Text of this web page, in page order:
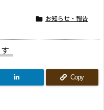
 お知らせ・報告
Copy